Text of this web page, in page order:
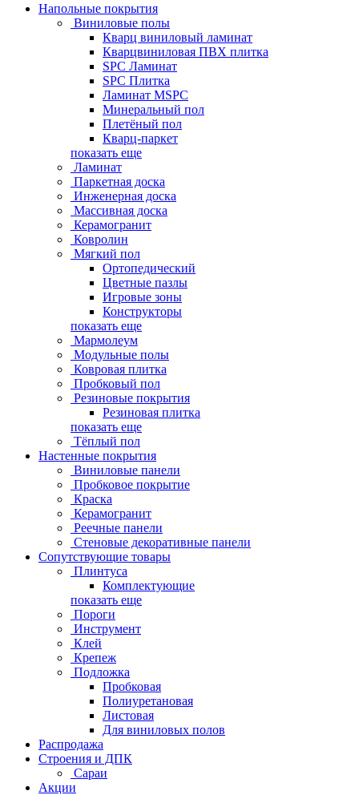
Напольные покрытия
Виниловые полы
Кварц виниловый ламинат
Кварцвиниловая ПВХ плитка
SPC Ламинат
SPC Плитка
Ламинат MSPC
Минеральный пол
Плетёный пол
Кварц-паркет
показать еще
Ламинат
Паркетная доска
Инженерная доска
Массивная доска
Керамогранит
Ковролин
Мягкий пол
Ортопедический
Цветные пазлы
Игровые зоны
Конструкторы
показать еще
Мармолеум
Модульные полы
Ковровая плитка
Пробковый пол
Резиновые покрытия
Резиновая плитка
показать еще
Тёплый пол
Настенные покрытия
Виниловые панели
Пробковое покрытие
Краска
Керамогранит
Реечные панели
Стеновые декоративные панели
Сопутствующие товары
Плинтуса
Комплектующие
показать еще
Пороги
Инструмент
Клей
Крепеж
Подложка
Пробковая
Полиуретановая
Листовая
Для виниловых полов
Распродажа
Строения и ДПК
Сараи
Акции